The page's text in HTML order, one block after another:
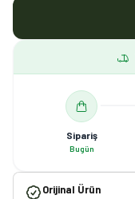
Sipariş
Bugün
Orijinal Ürün